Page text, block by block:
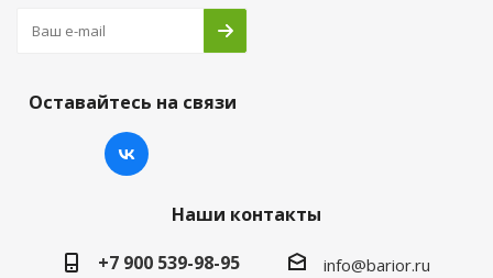
Оставайтесь на связи
Наши контакты
+7 900 539-98-95
info@barior.ru